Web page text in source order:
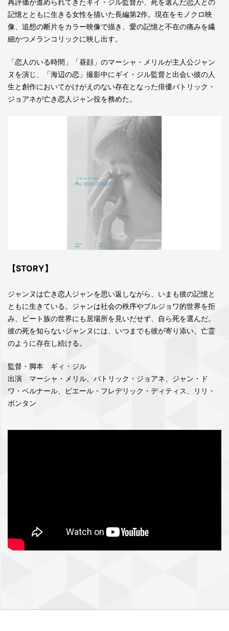
再評価が進められてきたギイ・ジル監督が、死を選んだ恋人との
記憶とともに生きる女性を描いた長編第2作。現在をモノクロ映
像、追想の断片をカラー映像で描き、愛の記憶と不在の痛みを繊
細かつメランコリックに映し出す。
「恋人のいる時間」「昼顔」のマーシャ・メリルが主人公ジャン
ヌを演じ、「海辺の恋」撮影中にギイ・ジル監督と出会い彼の人
生と創作においてかけがえのない存在となった俳優パトリック・
ジョアネが亡き恋人ジャン役を務めた。
【STORY】
ジャンヌは亡き恋人ジャンを思い返しながら、いまも彼の記憶と
ともに生きている。ジャンは社会の秩序やブルジョワ的世界を拒
み、ビート族の世界にも居場所を見いだせず、自ら死を選んだ。
彼の死を知らないジャンヌには、いつまでも彼が寄り添い、亡霊
のように存在し続ける。
監督・脚本 ギィ・ジル
出演 マーシャ・メリル、パトリック・ジョアネ、ジャン・ド
ワ・ベルナール、ピエール・フレデリック・ディティス、リリ・
ボンタン